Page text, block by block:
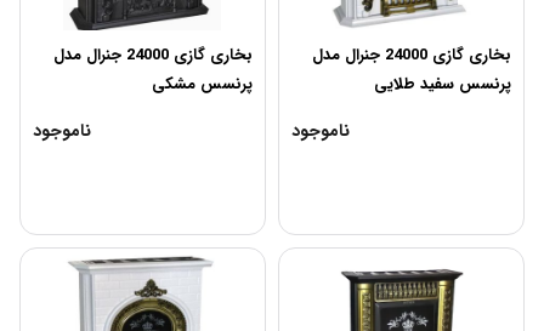
بخاری گازی 24000 جنرال مدل
پرنسس سفید طلایی
ناموجود
بخاری گازی 24000 جنرال مدل
پرنسس مشکی
ناموجود